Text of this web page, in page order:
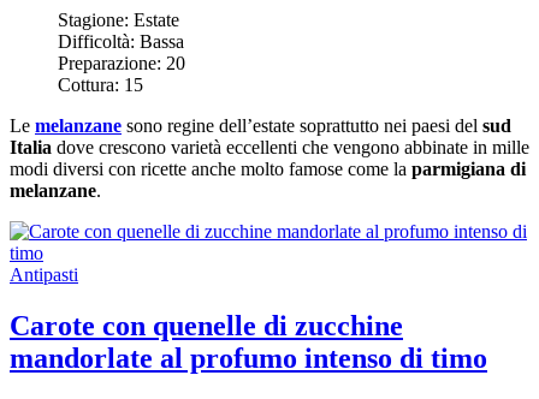
Stagione: Estate
Difficoltà: Bassa
Preparazione: 20
Cottura: 15
Le melanzane sono regine dell’estate soprattutto nei paesi del sud
Italia dove crescono varietà eccellenti che vengono abbinate in mille
modi diversi con ricette anche molto famose come la parmigiana di
melanzane.
Antipasti
Carote con quenelle di zucchine
mandorlate al profumo intenso di timo